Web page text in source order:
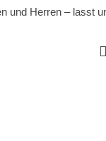
und Herren – lasst